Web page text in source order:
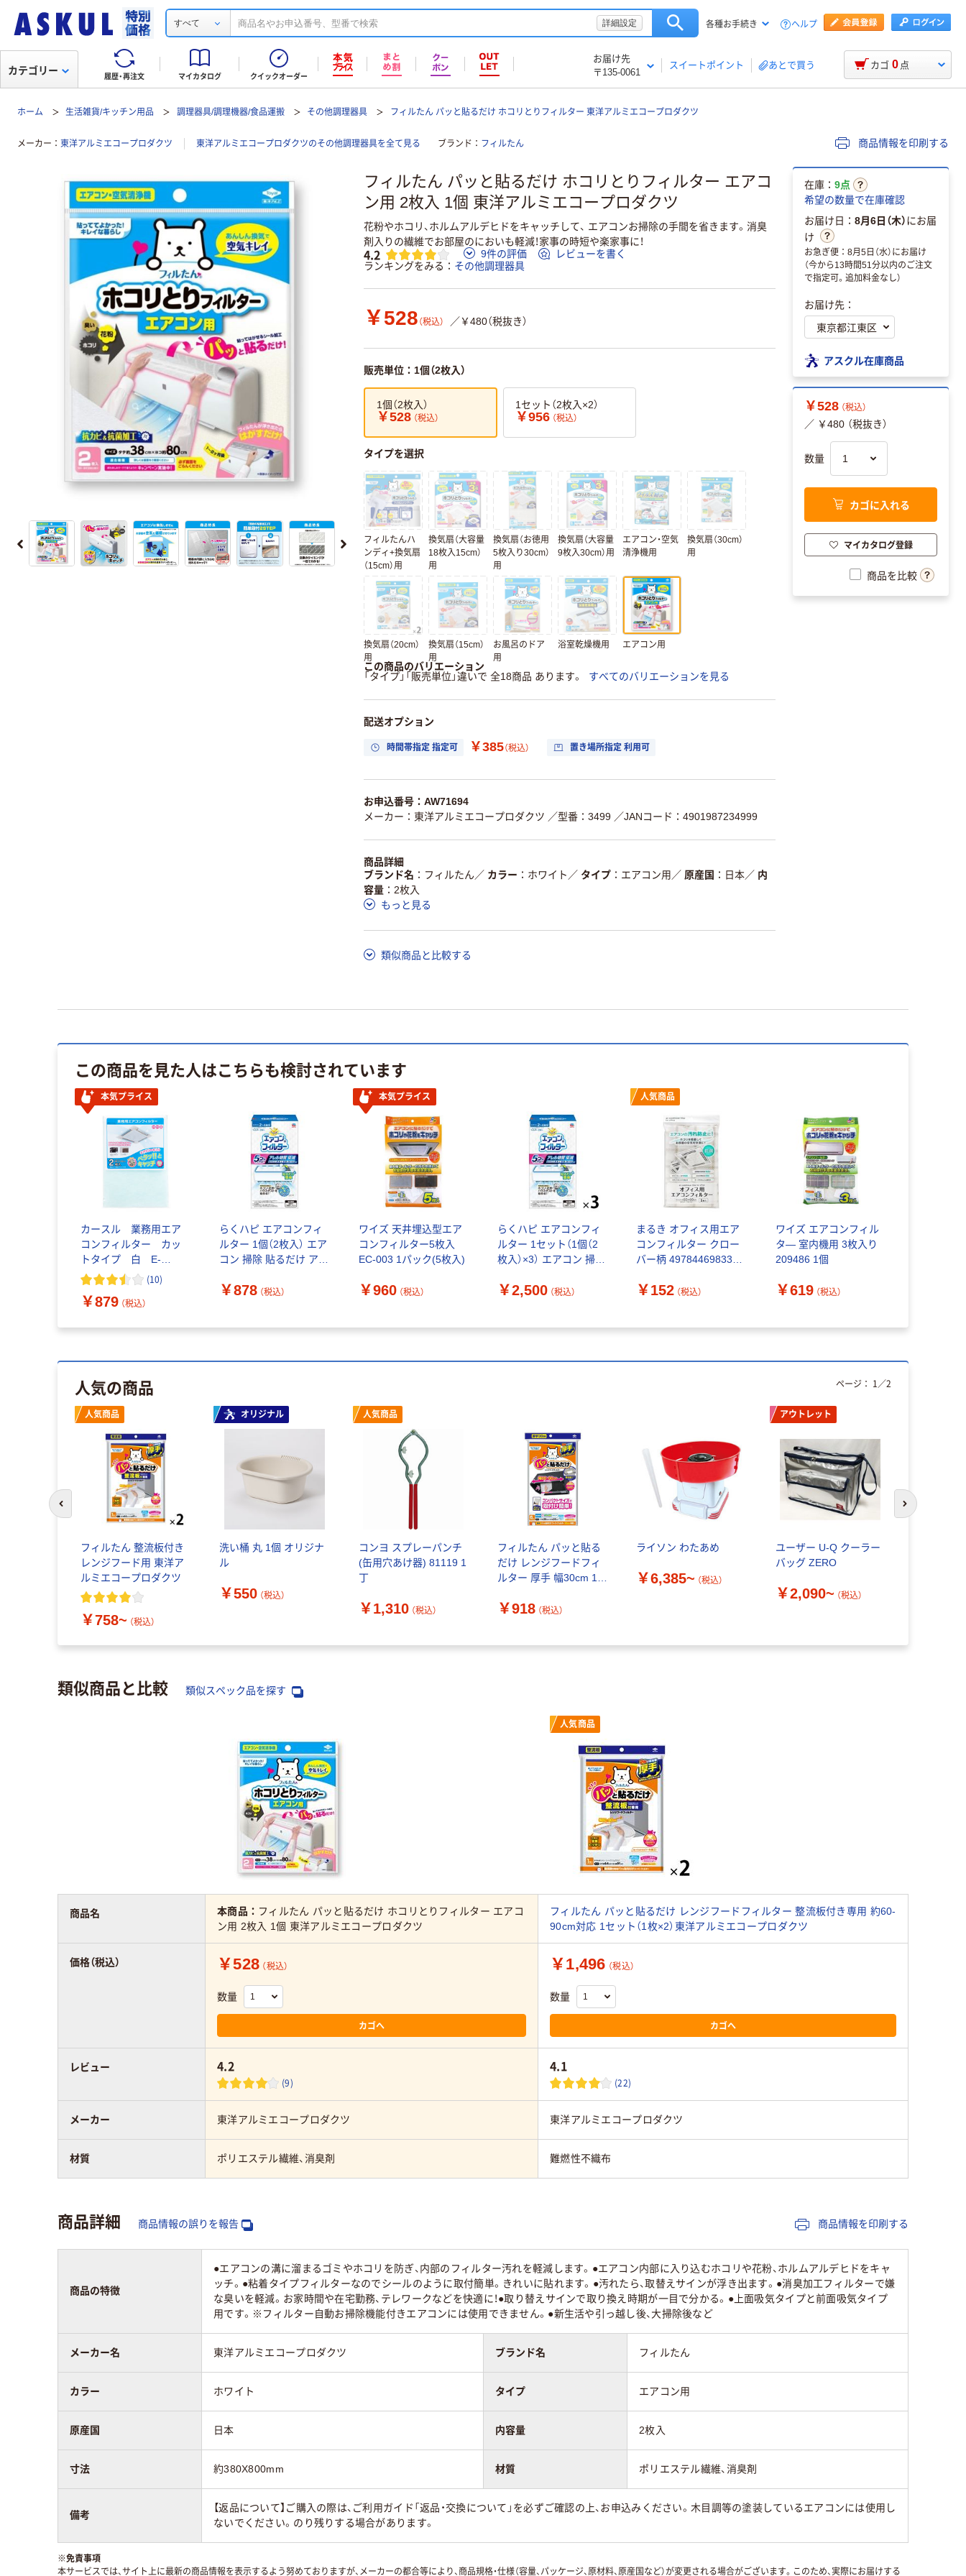
すべて 詳細設定 各種お手続き ヘルプ
履歴・再注文 マイカタログ クイックオーダー
お届け先
〒135-0061
スイートポイント あとで買う
カテゴリー カゴ 0 点
ホーム 生活雑貨/キッチン用品 調理器具/調理機器/食品運搬 その他調理器具 フィルたん パッと貼るだけ ホコリとりフィルター 東洋アルミエコープロダクツ
メーカー 東洋アルミエコープロダクツ 東洋アルミエコープロダクツのその他調理器具を全て見る ブランド フィルたん 商品情報を印刷する
フィルたん パッと貼るだけ ホコリとりフィルター エアコ
ン用 2枚入 1個 東洋アルミエコープロダクツ
花粉やホコリ、ホルムアルデヒドをキャッチして、 エアコンお掃除の手間を省きます。消臭
剤入りの繊維でお部屋のにおいも軽減！家事の時短や楽家事に！
4.2 9件の評価
レビューを書く
ランキングをみる
その他調理器具
￥528 （税込） ／￥480（税抜き）
販売単位：1個（2枚入）
1個（2枚入）
￥528 （税込）
1セット（2枚入×2）
￥956 （税込）
タイプを選択
フィルたんハ
ンディ+換気扇
（15cm）用
換気扇（大容量
18枚入15cm）
用
換気扇（お徳用
5枚入り30cm）
用
換気扇（大容量
9枚入30cm）用
エアコン・空気
清浄機用
換気扇（30cm）
用
換気扇（20cm）
用
換気扇（15cm）
用
お風呂のドア
用
浴室乾燥機用 エアコン用
この商品のバリエーション
「タイプ」「販売単位」違いで 全18商品 あります。
すべてのバリエーションを見る
配送オプション
時間帯指定 指定可 ￥385（税込） 置き場所指定 利用可
お申込番号：AW71694
メーカー：東洋アルミエコープロダクツ ／型番：3499 ／JANコード：4901987234999
商品詳細
ブランド名
フィルたん／ カラー ホワイト ／ タイプ エアコン用 ／ 原産国 日本／ 内
容量
2枚入
もっと見る
類似商品と比較する
在庫： 9点
希望の数量で在庫確認
お届け日： 8月6日（木）にお届
け
お急ぎ便：8月5日（水）にお届け
（今から13時間51分以内のご注文
で指定可。追加料金なし）
お届け先：
アスクル在庫商品
￥528 （税込）
／ ￥480 （税抜き）
数量
カゴに入れる
マイカタログ登録
商品を比較
この商品を見た人はこちらも検討されています
本気プライス
カースル 業務用エア
コンフィルター カッ
トタイプ 白 E-
4152 1パック（2枚入）
(10)
￥879 （税込）
らくハピ エアコンフィ
ルター 1個（2枚入） エア
コン 掃除 貼るだけ アー
￥878 （税込）
本気プライス
ワイズ 天井埋込型エア
コンフィルター5枚入
EC-003 1パック(5枚入)
￥960 （税込）
らくハピ エアコンフィ
ルター 1セット（1個（2
枚入）×3） エアコン 掃除
￥2,500 （税込）
人気商品
まるき オフィス用エア
コンフィルター クロー
バー柄 4978446983323
￥152 （税込）
ワイズ エアコンフィル
タ― 室内機用 3枚入り
209486 1個
￥619 （税込）
人気の商品
人気商品
フィルたん 整流板付き
レンジフード用 東洋ア
ルミエコープロダクツ
￥758~ （税込）
オリジナル
洗い桶 丸 1個 オリジナ
ル
￥550 （税込）
人気商品
コンヨ スプレーパンチ
(缶用穴あけ器) 81119 1
丁
￥1,310 （税込）
フィルたん パッと貼る
だけ レンジフードフィ
ルター 厚手 幅30cm 1個
ープロダクツ
￥918 （税込）
ライソン わたあめ
￥6,385~ （税込）
アウトレット
ユーザー U-Q クーラー
バッグ ZERO
￥2,090~ （税込）
ページ： 1 ／2
前のスライドへ 次のスライド
類似商品と比較 類似スペック品を探す
人気商品
商品名 本商品： フィルたん パッと貼るだけ ホコリとりフィルター エアコ
ン用 2枚入 1個 東洋アルミエコープロダクツ
フィルたん パッと貼るだけ レンジフードフィルター 整流板付き専用 約60-
90cm対応 1セット（1枚×2）東洋アルミエコープロダクツ
価格（税込） ￥528 （税込）
数量
カゴへ
￥1,496 （税込）
数量
カゴへ
レビュー 4.2
(9)
4.1
(22)
メーカー 東洋アルミエコープロダクツ 東洋アルミエコープロダクツ
材質 ポリエステル繊維、消臭剤 難燃性不織布
商品詳細 商品情報の誤りを報告 商品情報を印刷する
商品の特徴
●エアコンの溝に溜まるゴミやホコリを防ぎ、内部のフィルター汚れを軽減します。●エアコン内部に入り込むホコリや花粉、ホルムアルデヒドをキャ
ッチ。●粘着タイプフィルターなのでシールのように取付簡単。きれいに貼れます。●汚れたら、取替えサインが浮き出ます。●消臭加工フィルターで嫌
な臭いを軽減。お家時間や在宅勤務、テレワークなどを快適に！●取り替えサインで取り換え時期が一目で分かる。●上面吸気タイプと前面吸気タイプ
用です。※フィルター自動お掃除機能付きエアコンには使用できません。●新生活や引っ越し後、大掃除後など
メーカー名 東洋アルミエコープロダクツ ブランド名 フィルたん
カラー ホワイト タイプ エアコン用
原産国 日本 内容量 2枚入
寸法 約380X800mm 材質 ポリエステル繊維、消臭剤
備考
【返品について】ご購入の際は、ご利用ガイド「返品・交換について」を必ずご確認の上、お申込みください。木目調等の塗装しているエアコンには使用し
ないでください。のり残りする場合があります。
※免責事項
本サービスでは、サイト上に最新の商品情報を表示するよう努めておりますが、メーカーの都合等により、商品規格・仕様（容量、パッケージ、原材料、原産国など）が変更される場合がございます。このため、実際にお届けする